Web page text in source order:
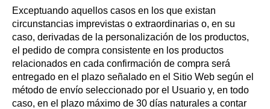
Exceptuando aquellos casos en los que existan
circunstancias imprevistas o extraordinarias o, en su
caso, derivadas de la personalización de los productos,
el pedido de compra consistente en los productos
relacionados en cada confirmación de compra será
entregado en el plazo señalado en el Sitio Web según el
método de envío seleccionado por el Usuario y, en todo
caso, en el plazo máximo de 30 días naturales a contar